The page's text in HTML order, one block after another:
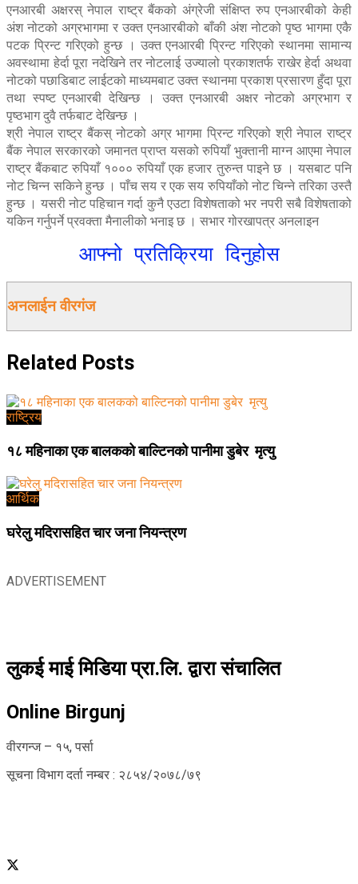
एनआरबी अक्षरस् नेपाल राष्ट्र बैंकको अंग्रेजी संक्षिप्त रुप एनआरबीको केही
अंश नोटको अग्रभागमा र उक्त एनआरबीको बाँकी अंश नोटको पृष्ठ भागमा एकै
पटक प्रिन्ट गरिएको हुन्छ । उक्त एनआरबी प्रिन्ट गरिएको स्थानमा सामान्य
अवस्थामा हेर्दा पूरा नदेखिने तर नोटलाई उज्यालो प्रकाशतर्फ राखेर हेर्दा अथवा
नोटको पछाडिबाट लाईटको माध्यमबाट उक्त स्थानमा प्रकाश प्रसारण हुँदा पूरा
तथा स्पष्ट एनआरबी देखिन्छ । उक्त एनआरबी अक्षर नोटको अग्रभाग र
पृष्ठभाग दुवै तर्फबाट देखिन्छ ।
श्री नेपाल राष्ट्र बैंकस् नोटको अग्र भागमा प्रिन्ट गरिएको श्री नेपाल राष्ट्र
बैंक नेपाल सरकारको जमानत प्राप्त यसको रुपियाँ भुक्तानी माग्न आएमा नेपाल
राष्ट्र बैंकबाट रुपियाँ १००० रुपियाँ एक हजार तुरुन्त पाइने छ । यसबाट पनि
नोट चिन्न सकिने हुन्छ । पाँच सय र एक सय रुपियाँको नोट चिन्ने तरिका उस्तै
हुन्छ । यसरी नोट पहिचान गर्दा कुनै एउटा विशेषताको भर नपरी सबै विशेषताको
यकिन गर्नुपर्ने प्रवक्ता मैनालीको भनाइ छ । सभार गोरखापत्र अनलाइन
आफ्नो प्रतिक्रिया दिनुहोस
अनलाईन वीरगंज
Related Posts
राष्ट्रिय
१८ महिनाका एक बालकको बाल्टिनको पानीमा डुबेर मृत्यु
आर्थिक
घरेलु मदिरासहित चार जना नियन्त्रण
ADVERTISEMENT
लुकई माई मिडिया प्रा.लि. द्वारा संचालित
Online Birgunj
वीरगन्ज – १५, पर्सा
सूचना विभाग दर्ता नम्बर : २८५४/२०७८/७९